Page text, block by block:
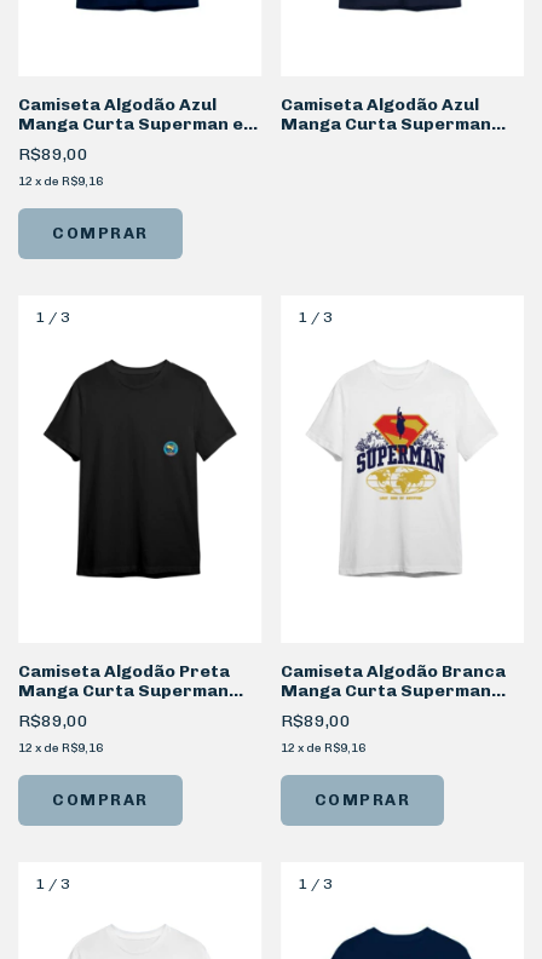
Camiseta Algodão Azul
Manga Curta Superman e
Krypto Shield
R$89,00
12 x de R$9,16
COMPRAR
Camiseta Algodão Azul
Manga Curta Superman
1 / 3
Camiseta Algodão Preta
Manga Curta Superman
Metropolis
R$89,00
12 x de R$9,16
COMPRAR
1/ 3
Camiseta Algodão Branca
Manga Curta Superman
Globo
R$89,00
12 x de R$9,16
COMPRAR
1 / 3 1 / 3